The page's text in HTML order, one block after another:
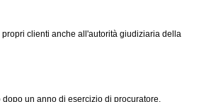
clienti anche all'autorità giudiziaria della
un anno di esercizio di procuratore.